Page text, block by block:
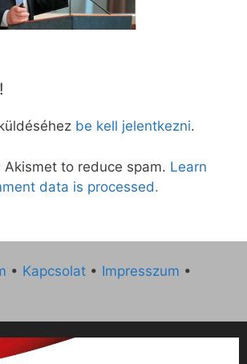
be kell jelentkezni.
Akismet to reduce spam. Learn
data is processed.
• Kapcsolat • Impresszum •